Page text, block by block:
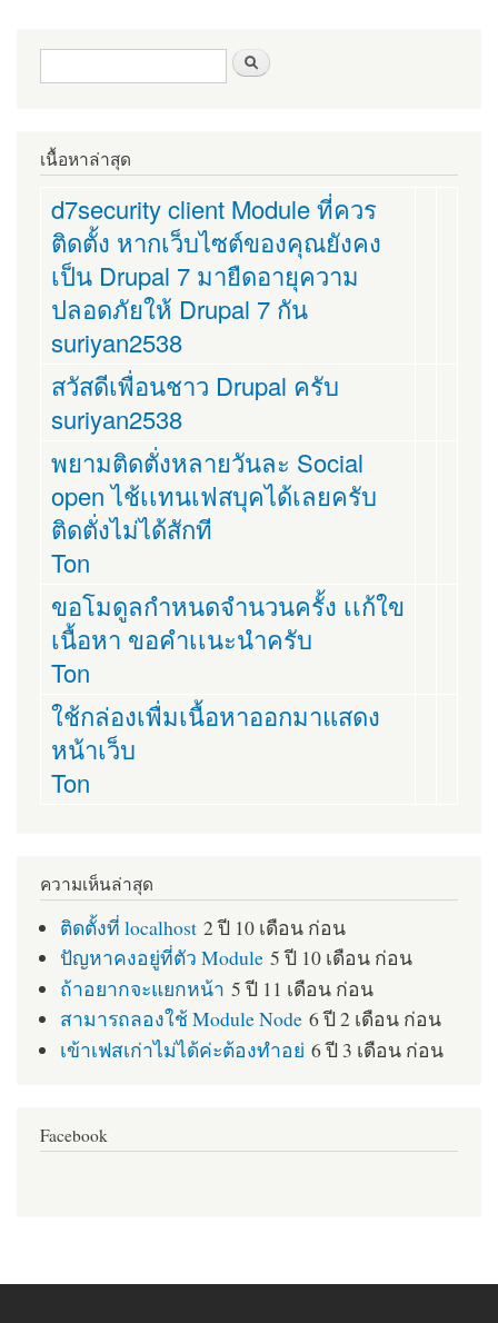
ฟอร์มค้นหา
เนื้อหาล่าสุด
d7security client Module ที่ควร
ติดตั้ง หากเว็บไซต์ของคุณยังคง
เป็น Drupal 7 มายืดอายุความ
ปลอดภัยให้ Drupal 7 กัน
suriyan2538
สวัสดีเพื่อนชาว Drupal ครับ
suriyan2538
พยามติดตั่งหลายวันละ Social
open ไช้เเทนเฟสบุคได้เลยครับ
ติดตั่งไม่ได้สักที
Ton
ขอโมดูลกำหนดจำนวนครั้ง เเก้ใข
เนื้อหา ขอคำเเนะนำครับ
Ton
ใช้กล่องเพื่มเนื้อหาออกมาแสดง
หน้าเว็บ
Ton
ความเห็นล่าสุด
ติดตั้งที่ localhost 2 ปี 10 เดือน ก่อน
ปัญหาคงอยู่ที่ตัว Module 5 ปี 10 เดือน ก่อน
ถ้าอยากจะแยกหน้า 5 ปี 11 เดือน ก่อน
สามารถลองใช้ Module Node 6 ปี 2 เดือน ก่อน
เข้าเฟสเก่าไม่ได้ค่ะต้องทำอย่ 6 ปี 3 เดือน ก่อน
Facebook